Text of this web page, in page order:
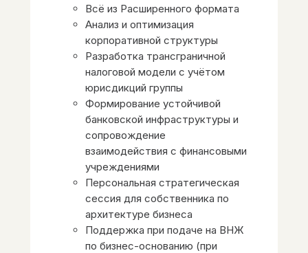
Всё из Расширенного формата
Анализ и оптимизация
корпоративной структуры
Разработка трансграничной
налоговой модели с учётом
юрисдикций группы
Формирование устойчивой
банковской инфраструктуры и
сопровождение
взаимодействия с финансовыми
учреждениями
Персональная стратегическая
сессия для собственника по
архитектуре бизнеса
Поддержка при подаче на ВНЖ
по бизнес-основанию (при